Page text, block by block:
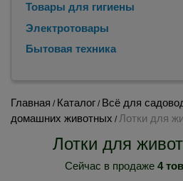
Товары для гигиены
Электротовары
Бытовая техника
Главная / Каталог / Всё для
домашних животных / Лотки для
Лотки для
Сейчас в продаже 4